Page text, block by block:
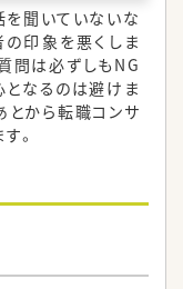
聞いていないな
印象を悪くしま
問は必ずしもNG
となるのは避けま
とから転職コンサ
。